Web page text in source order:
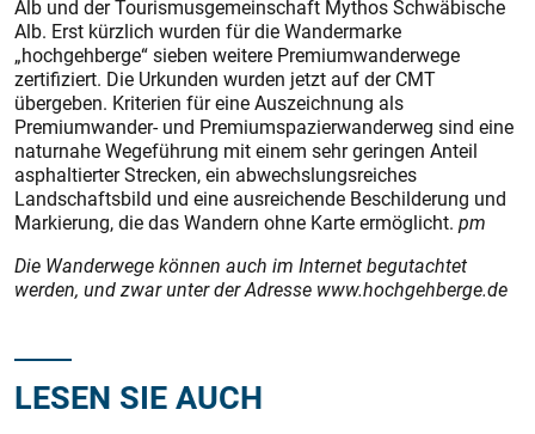
Alb und der Tourismusgemeinschaft Mythos Schwäbische
Alb. Erst kürzlich wurden für die Wandermarke
„hochgehberge“ sieben weitere Premiumwanderwege
zertifiziert. Die Urkunden wurden jetzt auf der CMT
übergeben. Kriterien für eine Auszeichnung als
Premiumwander- und Premiumspazierwanderweg sind eine
naturnahe Wegeführung mit einem sehr geringen Anteil
asphaltierter Strecken, ein abwechslungsreiches
Landschaftsbild und eine ausreichende Beschilderung und
Markierung, die das Wandern ohne Karte ermöglicht. pm
Die Wanderwege können auch im Internet begutachtet
werden, und zwar unter der Adresse www.hochgehberge.de
LESEN SIE AUCH